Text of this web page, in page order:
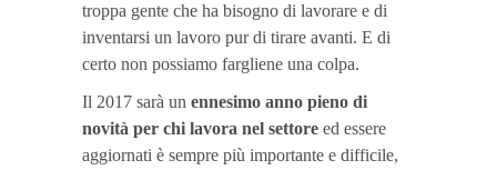
troppa gente che ha bisogno di lavorare e di
inventarsi un lavoro pur di tirare avanti. E di
certo non possiamo fargliene una colpa.
Il 2017 sarà un ennesimo anno pieno di
novità per chi lavora nel settore ed essere
aggiornati è sempre più importante e difficile,